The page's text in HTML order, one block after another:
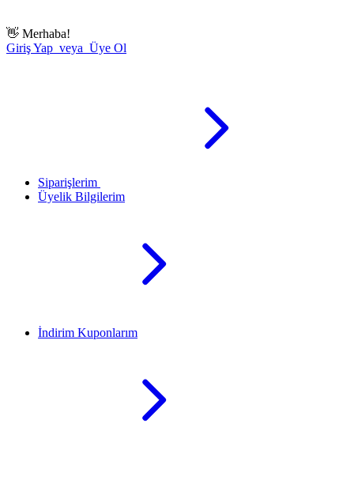
👋 Merhaba!
Giriş Yap veya Üye Ol
Siparişlerim
Üyelik Bilgilerim
İndirim Kuponlarım